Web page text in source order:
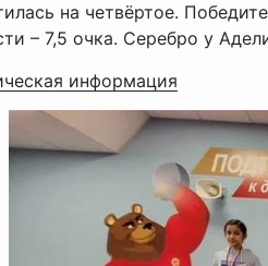
на четвёртое.
– 7,5 очка. Серебро у
информация